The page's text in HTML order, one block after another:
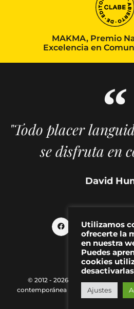
MAKMA, Premio
Excelencia en
"Todo placer
se disfruta en
David
© 2012 - 2026 MAKMA | Revista de
contemporánea |
Política de
Utilizamos
ofrecerte la
en nuestra
Puedes
cookies
Ajustes